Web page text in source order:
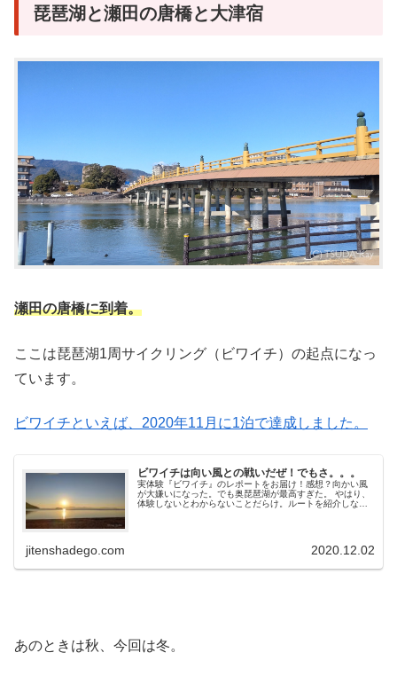
琵琶湖と瀬田の唐橋と大津宿
瀬田の唐橋に到着。
ここは琵琶湖1周サイクリング（ビワイチ）の起点になっ
ています。
ビワイチといえば、2020年11月に1泊で達成しました。
ビワイチは向い風との戦いだぜ！でもさ。。。
実体験『ビワイチ』のレポートをお届け！感想？向かい風
が大嫌いになった。でも奥琵琶湖が最高すぎた。 やはり、
体験しないとわからないことだらけ。ルートを紹介しなが
jitenshadego.com 2020.12.02
あのときは秋、今回は冬。